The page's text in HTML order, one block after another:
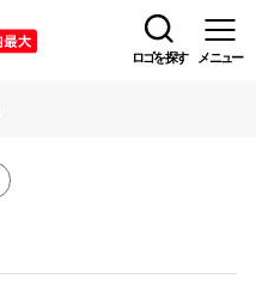
ロゴを探す メニュー